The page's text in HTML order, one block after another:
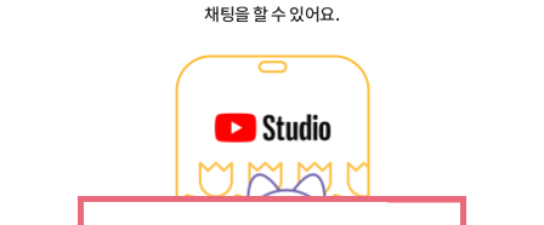
채팅을 할 수 있어요.